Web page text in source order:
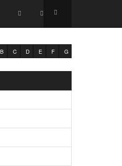
B C D E F G